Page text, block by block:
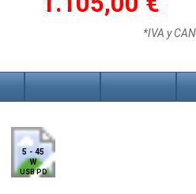
*IVA y
5 - 45
W
USB PD